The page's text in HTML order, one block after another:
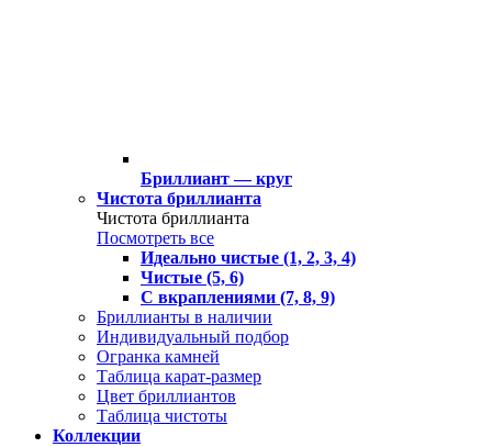
Бриллиант — круг
Чистота бриллианта
Чистота бриллианта
Посмотреть все
Идеально чистые (1, 2, 3, 4)
Чистые (5, 6)
С вкраплениями (7, 8, 9)
Бриллианты в наличии
Индивидуальный подбор
Огранка камней
Таблица карат-размер
Цвет бриллиантов
Таблица чистоты
Коллекции